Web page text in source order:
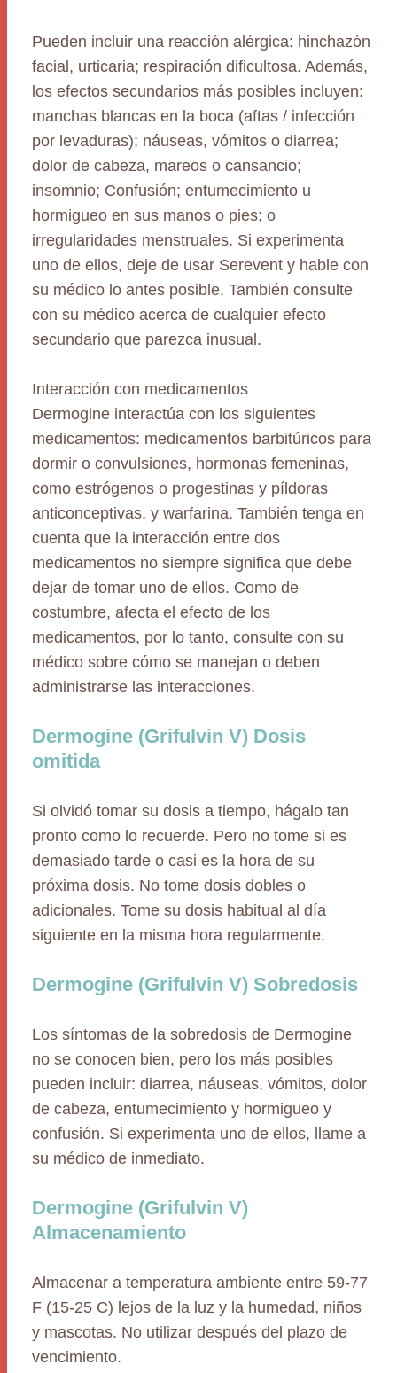
Pueden incluir una reacción alérgica: hinchazón
facial, urticaria; respiración dificultosa. Además,
los efectos secundarios más posibles incluyen:
manchas blancas en la boca (aftas / infección
por levaduras); náuseas, vómitos o diarrea;
dolor de cabeza, mareos o cansancio;
insomnio; Confusión; entumecimiento u
hormigueo en sus manos o pies; o
irregularidades menstruales. Si experimenta
uno de ellos, deje de usar Serevent y hable con
su médico lo antes posible. También consulte
con su médico acerca de cualquier efecto
secundario que parezca inusual.
Interacción con medicamentos
Dermogine interactúa con los siguientes
medicamentos: medicamentos barbitúricos para
dormir o convulsiones, hormonas femeninas,
como estrógenos o progestinas y píldoras
anticonceptivas, y warfarina. También tenga en
cuenta que la interacción entre dos
medicamentos no siempre significa que debe
dejar de tomar uno de ellos. Como de
costumbre, afecta el efecto de los
medicamentos, por lo tanto, consulte con su
médico sobre cómo se manejan o deben
administrarse las interacciones.
Dermogine (Grifulvin V) Dosis
omitida
Si olvidó tomar su dosis a tiempo, hágalo tan
pronto como lo recuerde. Pero no tome si es
demasiado tarde o casi es la hora de su
próxima dosis. No tome dosis dobles o
adicionales. Tome su dosis habitual al día
siguiente en la misma hora regularmente.
Dermogine (Grifulvin V) Sobredosis
Los síntomas de la sobredosis de Dermogine
no se conocen bien, pero los más posibles
pueden incluir: diarrea, náuseas, vómitos, dolor
de cabeza, entumecimiento y hormigueo y
confusión. Si experimenta uno de ellos, llame a
su médico de inmediato.
Dermogine (Grifulvin V)
Almacenamiento
Almacenar a temperatura ambiente entre 59-77
F (15-25 C) lejos de la luz y la humedad, niños
y mascotas. No utilizar después del plazo de
vencimiento.